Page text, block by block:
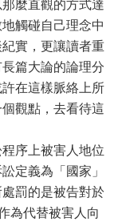
麼直觀的方式達
觸碰自己理念中
實，更讓讀者重
篇大論的論理分
在這樣脈絡上所
觀點，去看待這
序上被害人地位
定義為「國家」
罰的是被告對於
為代替被害人向